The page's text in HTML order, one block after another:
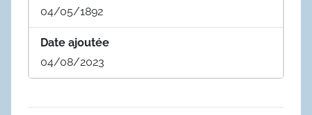
04/05/1892
Date ajoutée
04/08/2023